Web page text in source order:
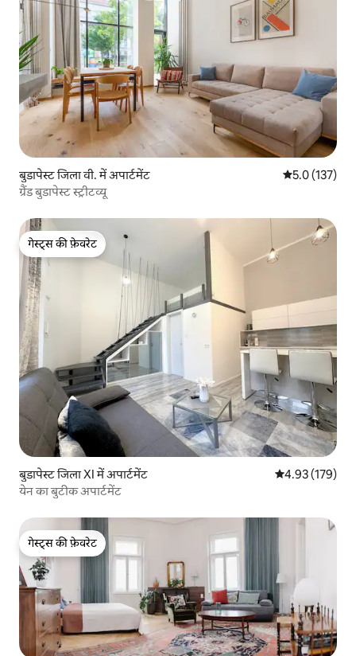
बुडापेस्ट जिला वी. में अपार्टमेंट औसत रेटिंग 5 में
5.0 (137)
ग्रैंड बुडापेस्ट स्ट्रीटव्यू
गेस्ट्स की फ़ेवरेट
गेस्ट्स की फ़ेवरेट
बुडापेस्ट जिला XI में अपार्टमेंट औसत रेटिंग 5 में से
4.93 (179)
येन का बुटीक अपार्टमेंट
गेस्ट्स की फ़ेवरेट
गेस्ट्स की फ़ेवरेट